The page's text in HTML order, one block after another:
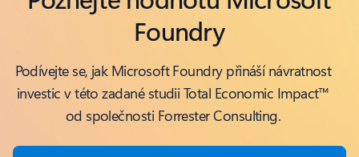
Foundry
Podívejte se, jak Microsoft Foundry přináší návratnost
investic v této zadané studii Total Economic Impact™
od společnosti Forrester Consulting.